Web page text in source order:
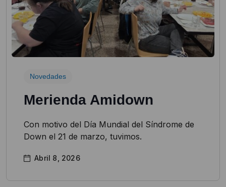
Novedades
Merienda Amidown
Con motivo del Día Mundial del Síndrome de
Down el 21 de marzo, tuvimos.
Abril 8, 2026